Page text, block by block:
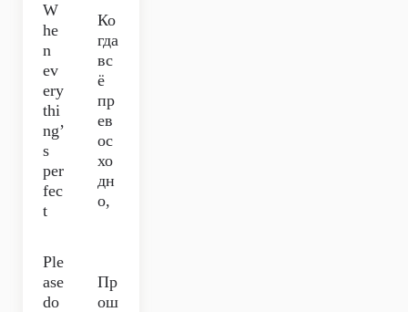
W
he
n
ev
ery
thi
ng’
s
per
fec
t
Ко
гда
вс
ё
пр
ев
ос
хо
дн
о,
Ple
ase
do
Пр
ош